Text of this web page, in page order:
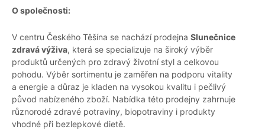
O společnosti:
V centru Českého Těšína se nachází prodejna Slunečnice
zdravá výživa, která se specializuje na široký výběr
produktů určených pro zdravý životní styl a celkovou
pohodu. Výběr sortimentu je zaměřen na podporu vitality
a energie a důraz je kladen na vysokou kvalitu i pečlivý
původ nabízeného zboží. Nabídka této prodejny zahrnuje
různorodé zdravé potraviny, biopotraviny i produkty
vhodné při bezlepkové dietě.